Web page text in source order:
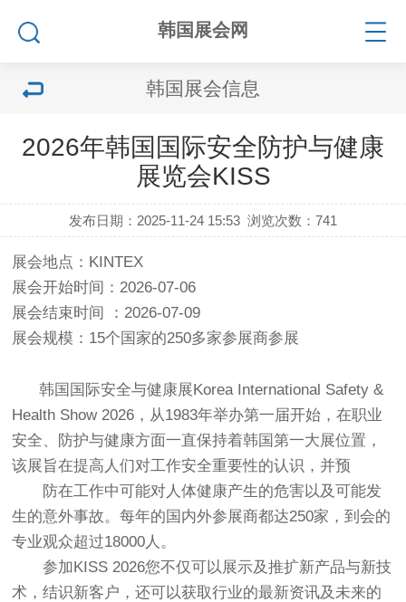
韩国展会网
韩国展会信息
2026年韩国国际安全防护与健康
展览会KISS
发布日期：2025-11-24 15:53 浏览次数：741
展会地点：KINTEX
展会开始时间：2026-07-06
展会结束时间 ：2026-07-09
展会规模：15个国家的250多家参展商参展
韩国国际安全与健康展Korea International Safety &
Health Show 2026，从1983年举办第一届开始，在职业
安全、防护与健康方面一直保持着韩国第一大展位置，
该展旨在提高人们对工作安全重要性的认识，并预
防在工作中可能对人体健康产生的危害以及可能发
生的意外事故。每年的国内外参展商都达250家，到会的
专业观众超过18000人。
参加KISS 2026您不仅可以展示及推扩新产品与新技
术，结识新客户，还可以获取行业的最新资讯及未来的